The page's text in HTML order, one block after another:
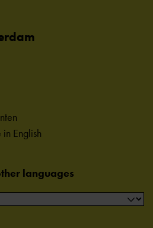
English
languages